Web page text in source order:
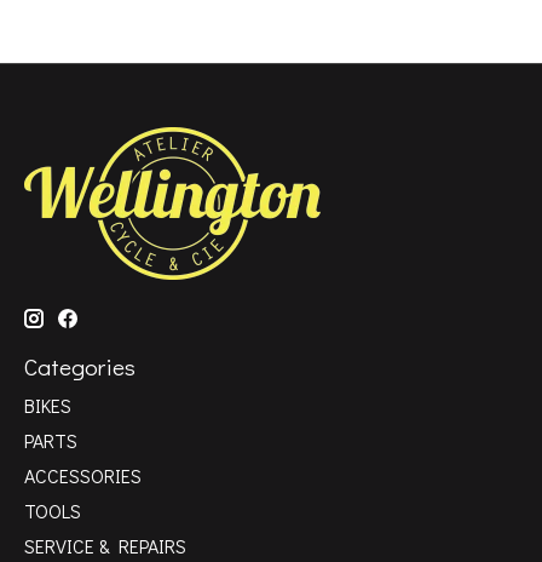
Categories
BIKES
PARTS
ACCESSORIES
TOOLS
SERVICE & REPAIRS